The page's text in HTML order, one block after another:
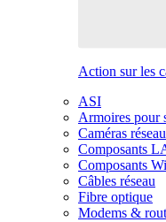
Action sur les
ASI
Armoires pour
Caméras réseau
Composants
Composants
Câbles réseau
Fibre optique
Modems &